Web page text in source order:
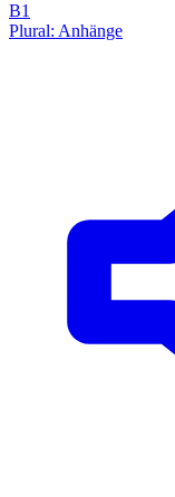
B1
Plural: Anhänge